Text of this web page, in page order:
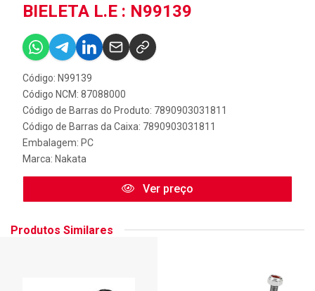
BIELETA L.E : N99139
Código: N99139
Código NCM: 87088000
Código de Barras do Produto: 7890903031811
Código de Barras da Caixa: 7890903031811
Embalagem: PC
Marca: Nakata
Ver preço
Produtos Similares